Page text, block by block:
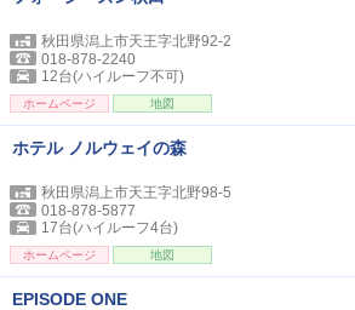
秋田県潟上市天王字北野92-2
018-878-2240
12台(ハイルーフ不可)
ホームページ 地図
ホテル ノルウェイの森
秋田県潟上市天王字北野98-5
018-878-5877
17台(ハイルーフ4台)
ホームページ 地図
EPISODE ONE